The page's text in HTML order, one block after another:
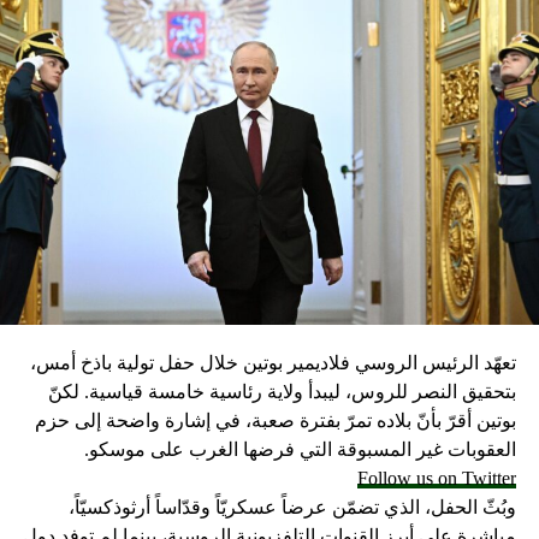
تعهّد الرئيس الروسي فلاديمير بوتين خلال حفل تولية باذخ أمس،
بتحقيق النصر للروس، ليبدأ ولاية رئاسية خامسة قياسية. لكنّ
بوتين أقرّ بأنّ بلاده تمرّ بفترة صعبة، في إشارة واضحة إلى حزم
العقوبات غير المسبوقة التي فرضها الغرب على موسكو.
Follow us on Twitter
وبُثّ الحفل، الذي تضمّن عرضاً عسكريّاً وقدّاساً أرثوذكسيّاً،